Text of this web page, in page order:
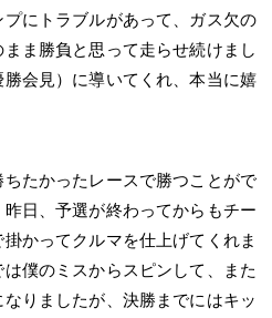
にトラブルがあって、ガス欠の
ま勝負と思って走らせ続けまし
会見）に導いてくれ、本当に嬉
たかったレースで勝つことがで
日、予選が終わってからもチー
かってクルマを仕上げてくれま
僕のミスからスピンして、また
りましたが、決勝までにはキッ